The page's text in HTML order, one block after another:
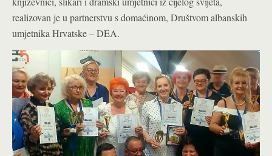
realizovan je u partnerstvu s domaćinom, Društvom albanskih
umjetnika Hrvatske – DEA.